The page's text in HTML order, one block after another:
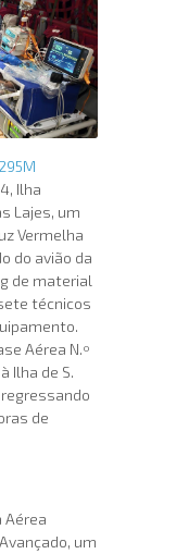
Ilha
Lajes, um
Vermelha
do avião da
de material
técnicos
Aérea N.º
Ilha de S.
de
Aérea
um